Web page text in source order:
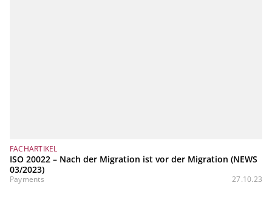
FACHARTIKEL
ISO 20022 – Nach der Migration ist vor der Migration (NEWS
03/2023)
Payments 27.10.23